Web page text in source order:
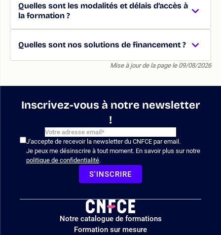
Quelles sont les modalités et délais d’accès à
la formation ?
Quelles sont nos solutions de financement ?
Mise à jour de la page le 09/08/2026
Inscrivez-vous à notre newsletter
!
J'accepte de recevoir la newsletter du CNFCE par email.
Je peux me désinscrire à tout moment. En savoir plus sur notre
politique de confidentialité.
S'INSCRIRE
Logo
site
Notre catalogue de formations
Formation sur mesure